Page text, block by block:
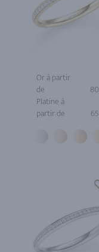
Or à partir
de
Platine à
partir de